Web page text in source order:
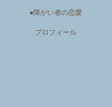
●障がい者の恋愛
プロフィール